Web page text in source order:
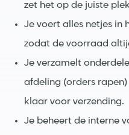
zet het op de juiste
Je voert alles netjes in
zodat de voorraad
Je verzamelt
afdeling (orders
klaar voor verzending.
Je beheert de interne